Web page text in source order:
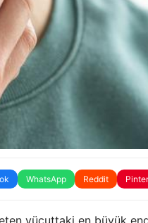
WhatsApp Reddit